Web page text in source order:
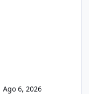
Ago 6, 2026